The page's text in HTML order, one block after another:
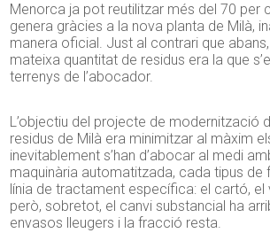
Menorca ja pot reutilitzar més del 70 per
genera gràcies a la nova planta de Milà,
manera oficial. Just al contrari que
mateixa quantitat de residus era la que
terrenys de l’abocador.
L’objectiu del projecte de modernització
residus de Milà era minimitzar al màxim
inevitablement s’han d’abocar al medi
maquinària automatitzada, cada tipus de
línia de tractament específica: el cartó, el
però, sobretot, el canvi substancial ha
envasos lleugers i la fracció resta.